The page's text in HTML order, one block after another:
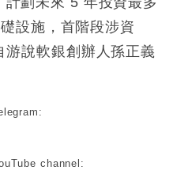
屬關稅範圍 14類產品或加徵
級會員制度 增鉑金卡級別鎖
美元回購 派息比率目標維持
設施，首階段涉資
說軟銀創辦人孫正義
channel: